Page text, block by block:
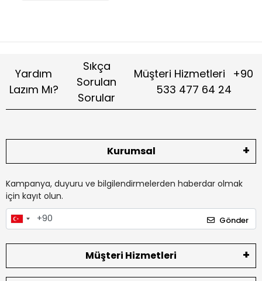
Yardım
Lazım Mı?
Sıkça
Sorulan
Sorular
Müşteri Hizmetleri
+90
533 477 64 24
Kurumsal
Kampanya, duyuru ve bilgilendirmelerden haberdar olmak
için kayıt olun.
Gönder
Müşteri Hizmetleri